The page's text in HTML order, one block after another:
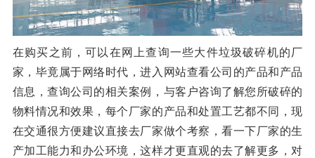
在购买之前，可以在网上查询一些大件垃圾破碎机的厂
家，毕竟属于网络时代，进入网站查看公司的产品和产品
信息，查询公司的相关案例，与客户咨询了解您所破碎的
物料情况和效果，每个厂家的产品和处置工艺都不同，现
在交通很方便建议直接去厂家做个考察，看一下厂家的生
产加工能力和办公环境，这样才更直观的去了解更多，对